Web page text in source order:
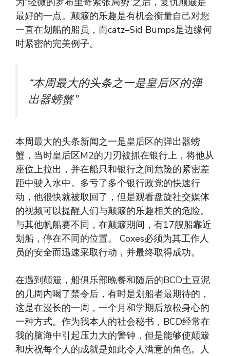
最好的一点。颠簸的乐趣是有机会衡量自己对您
一直在划船的船员，而catz–Sid Bumps是边缘何
时紧密的完美例子。
“本周最大的头条之一是皇后区的弹
出器螃蟹”
本周最大的头条新闻之一是皇后区的弹出器螃
蟹，当时皇后区M2的刀刃被抓在银行上，将他从
座位上拉出，并在船只和银行之间危险的紧密差
距中驶入水中。多亏了多个银行政党的快速行
动，他很快就被取回了，但是观看盘旋社交媒体
的视频可以提醒人们与颠簸的乐趣相关的危险。
与其他帆船赛不同，在颠簸期间，有17艘船靠近
划船，停在不同的位置。 Coxes必须为其工作人
员的安全而迅速采取行动，并最终取得成功。
在遇到颠簸，船俱乐部晚餐和随后的BCD土豆泥
的几周内喝了禁令后，有时是划船者最期待的，
这是在漫长的一周，一个月和学期后放松身心的
一种方式。作为我本人的社会秘书，BCD经常在
我的脑海中引起压力大的警钟，但是能够使颠簸
和庆祝每个人的成就是如此令人满意的角色。人